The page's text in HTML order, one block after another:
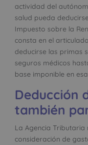
actividad del
salud pueda
Impuesto sobre la
consta en el
deducirse las primas
seguros médicos
base imponible en
Deducción
también
La Agencia
consideración de